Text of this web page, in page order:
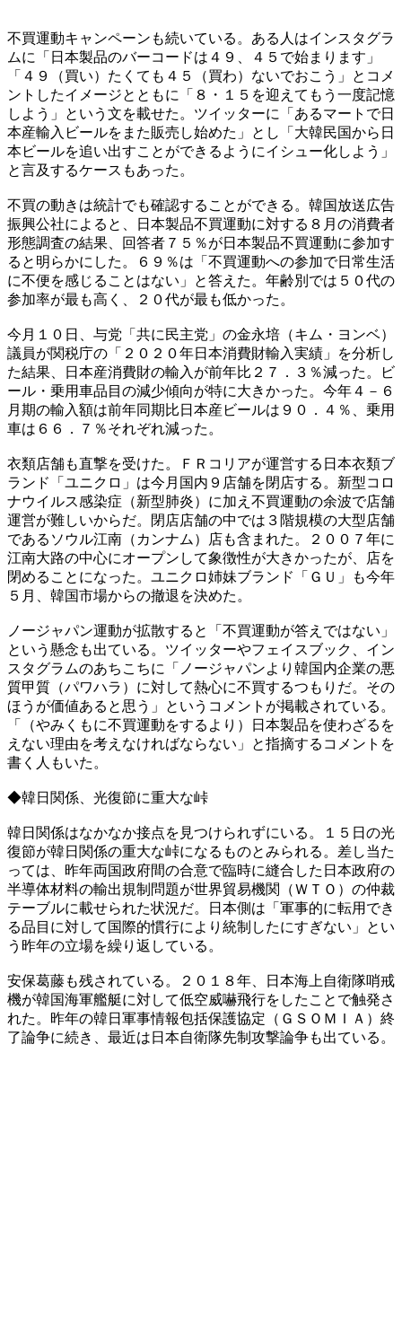
不買運動キャンペーンも続いている。ある人はインスタグラ
ムに「日本製品のバーコードは４９、４５で始まります」
「４９（買い）たくても４５（買わ）ないでおこう」とコメ
ントしたイメージとともに「８・１５を迎えてもう一度記憶
しよう」という文を載せた。ツイッターに「あるマートで日
本産輸入ビールをまた販売し始めた」とし「大韓民国から日
本ビールを追い出すことができるようにイシュー化しよう」
と言及するケースもあった。
不買の動きは統計でも確認することができる。韓国放送広告
振興公社によると、日本製品不買運動に対する８月の消費者
形態調査の結果、回答者７５％が日本製品不買運動に参加す
ると明らかにした。６９％は「不買運動への参加で日常生活
に不便を感じることはない」と答えた。年齢別では５０代の
参加率が最も高く、２０代が最も低かった。
今月１０日、与党「共に民主党」の金永培（キム・ヨンベ）
議員が関税庁の「２０２０年日本消費財輸入実績」を分析し
た結果、日本産消費財の輸入が前年比２７．３％減った。ビ
ール・乗用車品目の減少傾向が特に大きかった。今年４－６
月期の輸入額は前年同期比日本産ビールは９０．４％、乗用
車は６６．７％それぞれ減った。
衣類店舗も直撃を受けた。ＦＲコリアが運営する日本衣類ブ
ランド「ユニクロ」は今月国内９店舗を閉店する。新型コロ
ナウイルス感染症（新型肺炎）に加え不買運動の余波で店舗
運営が難しいからだ。閉店店舗の中では３階規模の大型店舗
であるソウル江南（カンナム）店も含まれた。２００７年に
江南大路の中心にオープンして象徴性が大きかったが、店を
閉めることになった。ユニクロ姉妹ブランド「ＧＵ」も今年
５月、韓国市場からの撤退を決めた。
ノージャパン運動が拡散すると「不買運動が答えではない」
という懸念も出ている。ツイッターやフェイスブック、イン
スタグラムのあちこちに「ノージャパンより韓国内企業の悪
質甲質（パワハラ）に対して熱心に不買するつもりだ。その
ほうが価値あると思う」というコメントが掲載されている。
「（やみくもに不買運動をするより）日本製品を使わざるを
えない理由を考えなければならない」と指摘するコメントを
書く人もいた。
◆韓日関係、光復節に重大な峠
韓日関係はなかなか接点を見つけられずにいる。１５日の光
復節が韓日関係の重大な峠になるものとみられる。差し当た
っては、昨年両国政府間の合意で臨時に縫合した日本政府の
半導体材料の輸出規制問題が世界貿易機関（ＷＴＯ）の仲裁
テーブルに載せられた状況だ。日本側は「軍事的に転用でき
る品目に対して国際的慣行により統制したにすぎない」とい
う昨年の立場を繰り返している。
安保葛藤も残されている。２０１８年、日本海上自衛隊哨戒
機が韓国海軍艦艇に対して低空威嚇飛行をしたことで触発さ
れた。昨年の韓日軍事情報包括保護協定（ＧＳＯＭＩＡ）終
了論争に続き、最近は日本自衛隊先制攻撃論争も出ている。